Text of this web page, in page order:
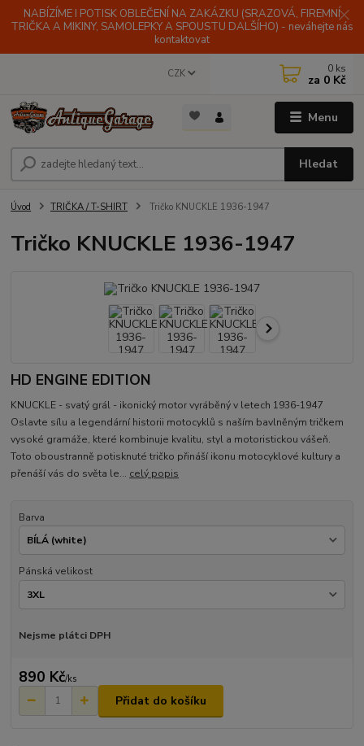
NABÍZÍME I POTISK OBLEČENÍ NA ZAKÁZKU (SRAZOVÁ, FIREMNÍ
TRIČKA A MIKINY, SAMOLEPKY A SPOUSTU DALŠÍHO) - neváhejte nás
kontaktovat
Menu
CZK
Hledat
0 ks
za 0 Kč
Úvod TRIČKA / T-SHIRT Tričko KNUCKLE 1936-1947
Tričko KNUCKLE 1936-1947
HD ENGINE EDITION
KNUCKLE - svatý grál - ikonický motor vyráběný v letech 1936-1947
Oslavte sílu a legendární historii motocyklů s naším bavlněným tričkem
vysoké gramáže, které kombinuje kvalitu, styl a motoristickou vášeň.
Toto oboustranně potisknuté tričko přináší ikonu motocyklové kultury a
přenáší vás do světa le... celý popis
Barva
Pánská velikost
Nejsme plátci DPH
890 Kč/ks
Přidat do košíku